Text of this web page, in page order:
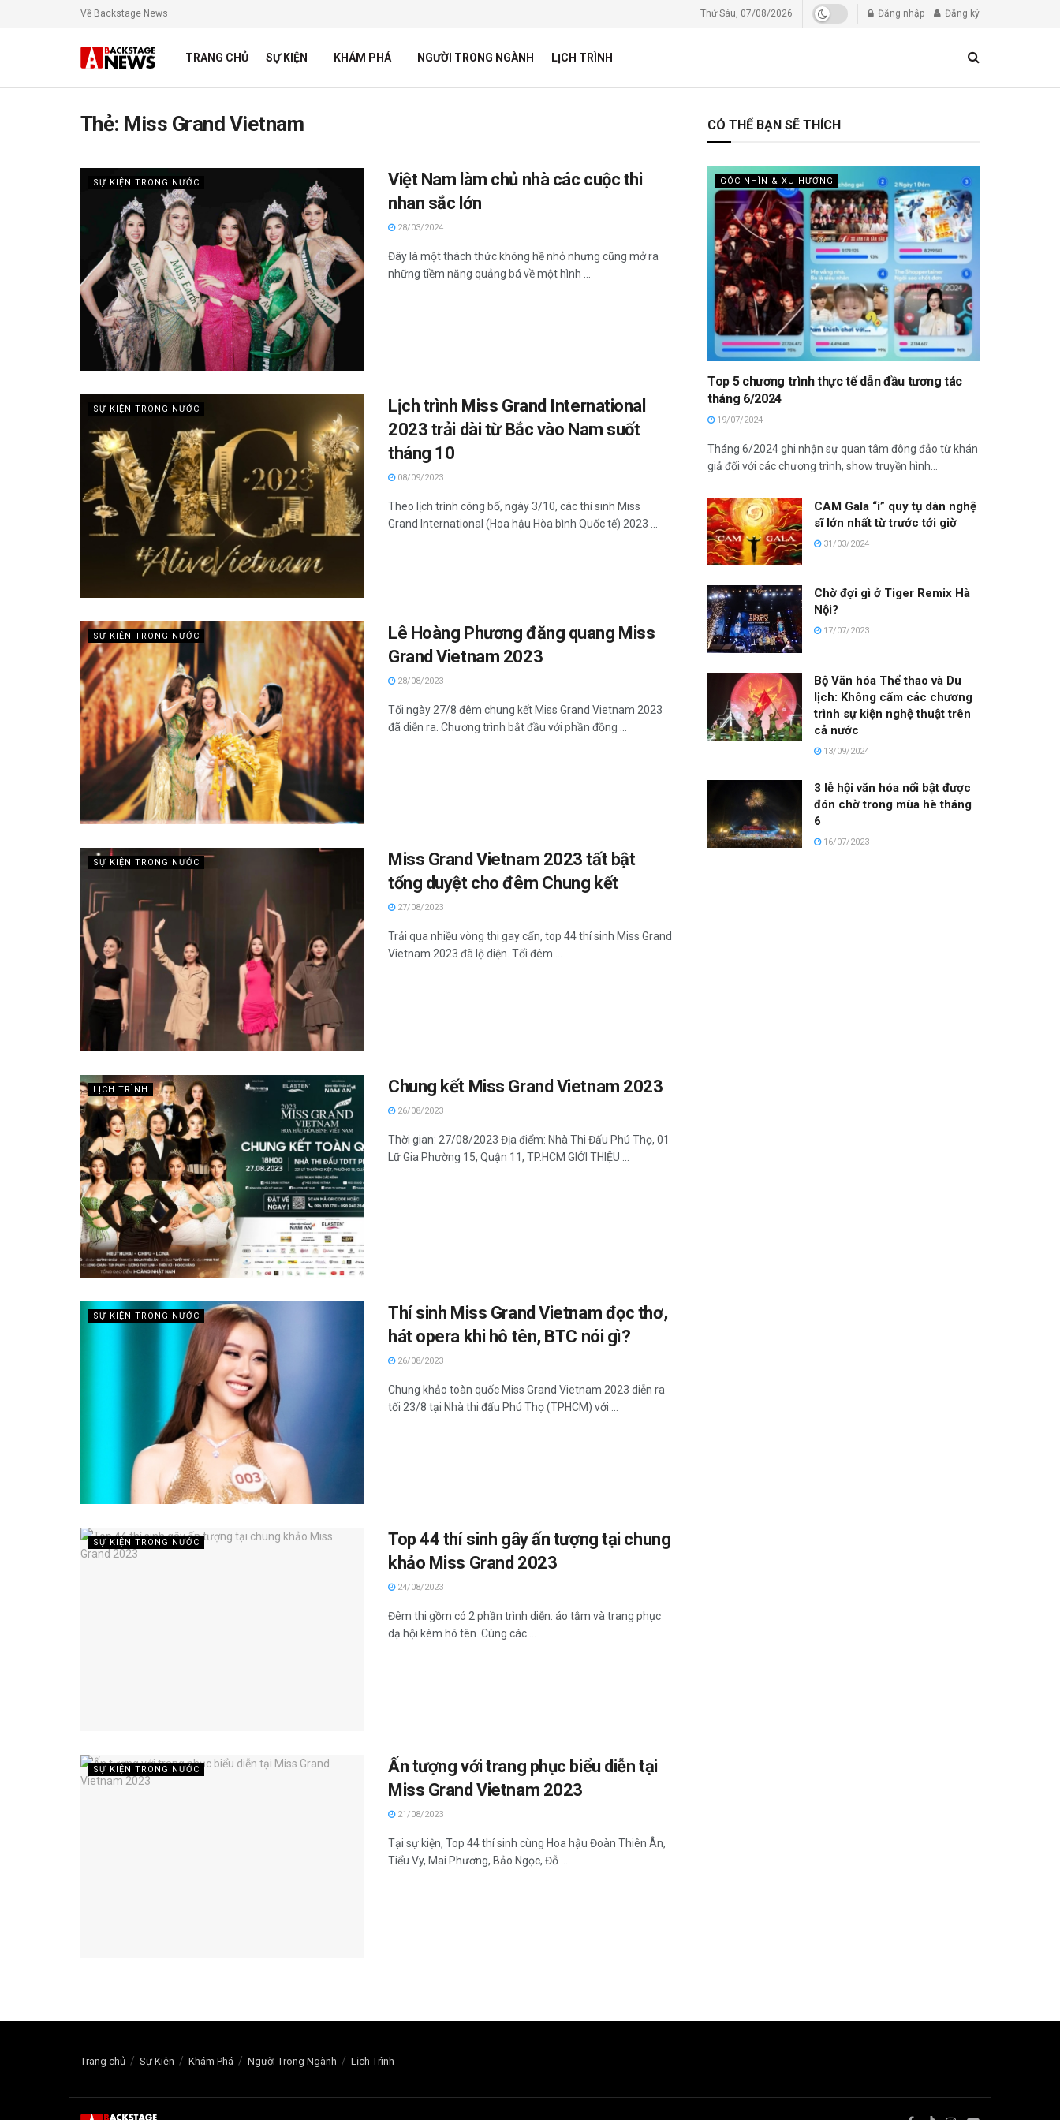
Về Backstage News Thứ Sáu, 07/08/2026 Đăng nhập Đăng ký
TRANG CHỦ SỰ KIỆN KHÁM PHÁ NGƯỜI TRONG NGÀNH LỊCH TRÌNH
Thẻ: Miss Grand Vietnam
SỰ KIỆN TRONG NƯỚC
Việt Nam làm chủ nhà các cuộc thi
nhan sắc lớn
28/03/2024
Đây là một thách thức không hề nhỏ nhưng cũng mở ra
những tiềm năng quảng bá về một hình ...
SỰ KIỆN TRONG NƯỚC
Lịch trình Miss Grand International
2023 trải dài từ Bắc vào Nam suốt
tháng 10
08/09/2023
Theo lịch trình công bố, ngày 3/10, các thí sinh Miss
Grand International (Hoa hậu Hòa bình Quốc tế) 2023 ...
SỰ KIỆN TRONG NƯỚC
Lê Hoàng Phương đăng quang Miss
Grand Vietnam 2023
28/08/2023
Tối ngày 27/8 đêm chung kết Miss Grand Vietnam 2023
đã diễn ra. Chương trình bắt đầu với phần đồng ...
SỰ KIỆN TRONG NƯỚC
Miss Grand Vietnam 2023 tất bật
tổng duyệt cho đêm Chung kết
27/08/2023
Trải qua nhiều vòng thi gay cấn, top 44 thí sinh Miss Grand
Vietnam 2023 đã lộ diện. Tối đêm ...
LỊCH TRÌNH Chung kết Miss Grand Vietnam 2023
26/08/2023
Thời gian: 27/08/2023 Địa điểm: Nhà Thi Đấu Phú Thọ, 01
Lữ Gia Phường 15, Quận 11, TP.HCM GIỚI THIỆU ...
SỰ KIỆN TRONG NƯỚC
Thí sinh Miss Grand Vietnam đọc thơ,
hát opera khi hô tên, BTC nói gì?
26/08/2023
Chung khảo toàn quốc Miss Grand Vietnam 2023 diễn ra
tối 23/8 tại Nhà thi đấu Phú Thọ (TPHCM) với ...
SỰ KIỆN TRONG NƯỚC
Top 44 thí sinh gây ấn tượng tại chung
khảo Miss Grand 2023
24/08/2023
Đêm thi gồm có 2 phần trình diễn: áo tắm và trang phục
dạ hội kèm hô tên. Cùng các ...
SỰ KIỆN TRONG NƯỚC
Ấn tượng với trang phục biểu diễn tại
Miss Grand Vietnam 2023
21/08/2023
Tại sự kiện, Top 44 thí sinh cùng Hoa hậu Đoàn Thiên Ân,
Tiểu Vy, Mai Phương, Bảo Ngọc, Đỗ ...
CÓ THỂ BẠN SẼ THÍCH
GÓC NHÌN & XU HƯỚNG
Top 5 chương trình thực tế dẫn đầu tương tác
tháng 6/2024
19/07/2024
Tháng 6/2024 ghi nhận sự quan tâm đông đảo từ khán
giả đối với các chương trình, show truyền hình...
CAM Gala “i” quy tụ dàn nghệ
sĩ lớn nhất từ trước tới giờ
31/03/2024
Chờ đợi gì ở Tiger Remix Hà
Nội?
17/07/2023
Bộ Văn hóa Thể thao và Du
lịch: Không cấm các chương
trình sự kiện nghệ thuật trên
cả nước
13/09/2024
3 lễ hội văn hóa nổi bật được
đón chờ trong mùa hè tháng
6
16/07/2023
Trang chủ Sự Kiện Khám Phá Người Trong Ngành Lịch Trình